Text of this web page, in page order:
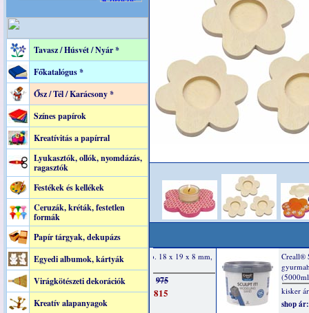
Tavasz / Húsvét / Nyár *
Főkatalógus *
Ősz / Tél / Karácsony *
Színes papírok
Kreatívitás a papírral
Lyukasztók, ollók, nyomdázás,
ragasztók
Festékek és kellékek
Ceruzák, kréták, festetlen
formák
Papír tárgyak, dekupázs
Egyedi albumok, kártyák
Virágkötészeti dekorációk
Kreatív alapanyagok